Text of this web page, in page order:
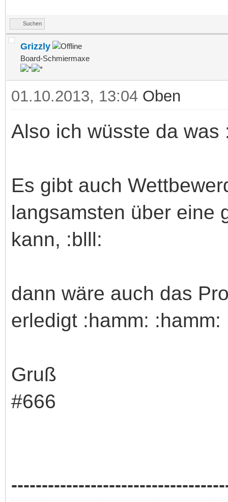
Suchen
Grizzly
Board-Schmiermaxe
01.10.2013, 13:04 Oben
Also ich wüsste da was
Es gibt auch
langsamsten über eine
kann, :blll:
dann wäre auch das
erledigt :hamm: :hamm:
Gruß
#666